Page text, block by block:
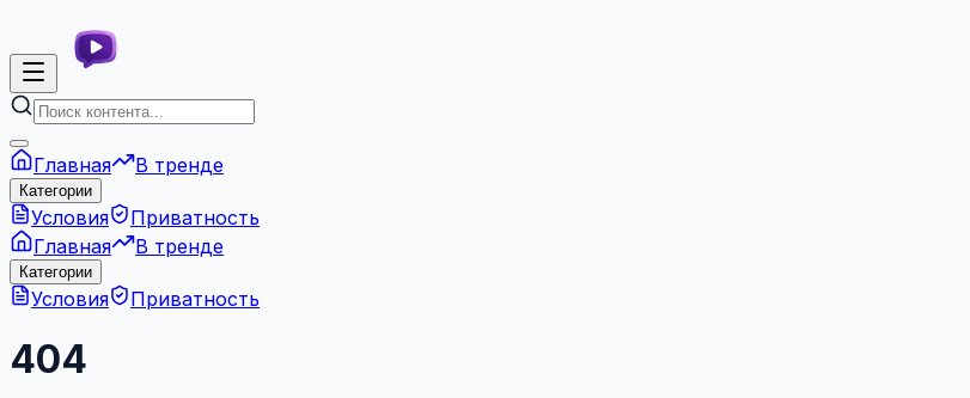
Главная В тренде
Категории
Условия
Приватность
Главная
В тренде
Категории
Условия Приватность
404